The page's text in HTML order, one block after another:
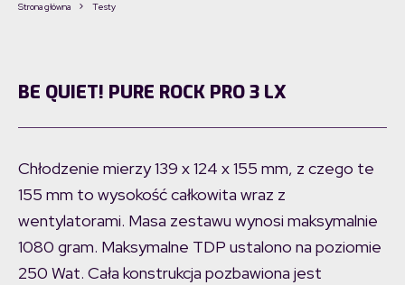
Strona główna Testy
BE QUIET! PURE ROCK PRO 3 LX
Chłodzenie mierzy 139 x 124 x 155 mm, z czego te
155 mm to wysokość całkowita wraz z
wentylatorami. Masa zestawu wynosi maksymalnie
1080 gram. Maksymalne TDP ustalono na poziomie
250 Wat. Cała konstrukcja pozbawiona jest